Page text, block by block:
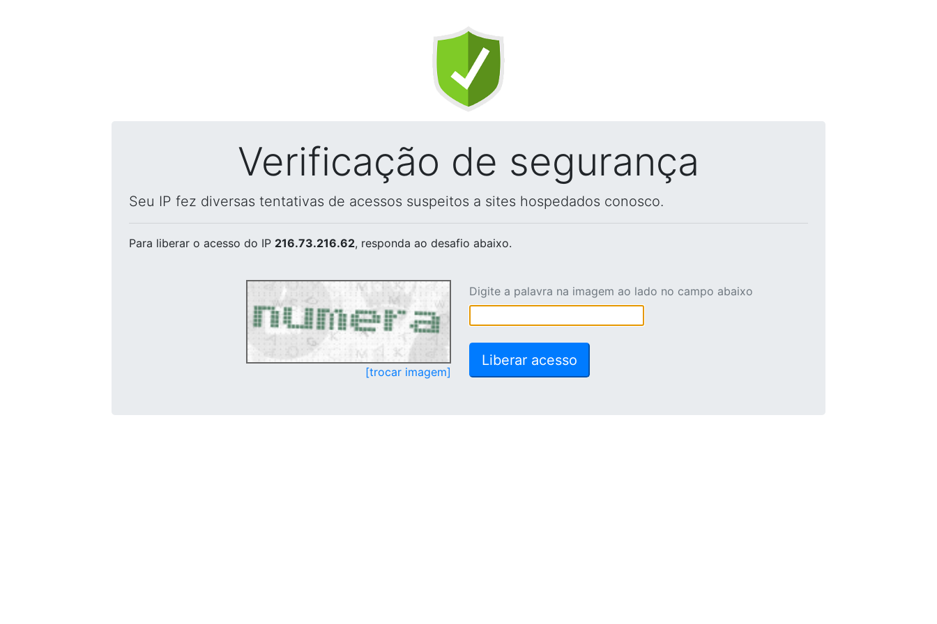
Verificação de segurança
Seu IP fez diversas tentativas de acessos suspeitos a sites hospedados conosco.
Para liberar o acesso do IP 216.73.216.62, responda ao desafio abaixo.
[trocar imagem]
Digite a palavra na imagem ao lado no campo abaixo